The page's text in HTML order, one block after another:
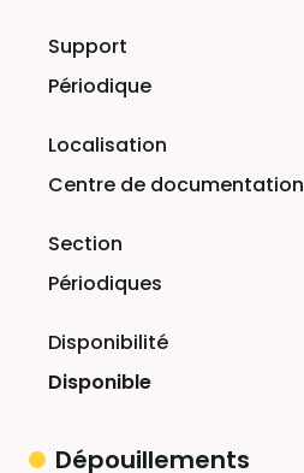
Périodique
Centre de documentation
Périodiques
Disponible
Dépouillements